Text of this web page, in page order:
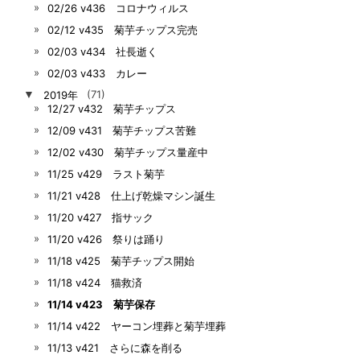
02/26 v436 コロナウィルス
02/12 v435 菊芋チップス完売
02/03 v434 社長逝く
02/03 v433 カレー
▼
2019年
(71)
12/27 v432 菊芋チップス
12/09 v431 菊芋チップス苦難
12/02 v430 菊芋チップス量産中
11/25 v429 ラスト菊芋
11/21 v428 仕上げ乾燥マシン誕生
11/20 v427 指サック
11/20 v426 祭りは踊り
11/18 v425 菊芋チップス開始
11/18 v424 猫救済
11/14 v423 菊芋保存
11/14 v422 ヤーコン埋葬と菊芋埋葬
11/13 v421 さらに森を削る